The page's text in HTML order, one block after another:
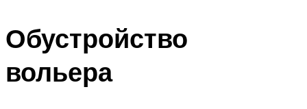
Обустройство
вольера